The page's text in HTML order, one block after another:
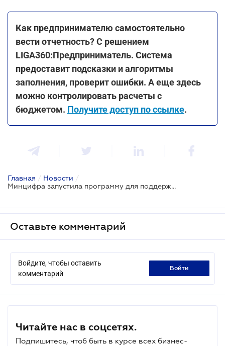
Как предпринимателю самостоятельно
вести отчетность? С решением
LIGA360:Предприниматель. Система
предоставит подсказки и алгоритмы
заполнения, проверит ошибки. А еще здесь
можно контролировать расчеты с
бюджетом. Получите доступ по ссылке.
Главная / Новости /
Минцифра запустила программу для поддержки женщин-предпринимателей
Оставьте комментарий
Войдите, чтобы оставить
комментарий
войти
Читайте нас в соцсетях.
Подпишитесь, чтоб быть в курсе всех бизнес-